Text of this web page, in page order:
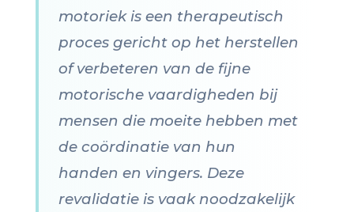
motoriek is een therapeutisch
proces gericht op het herstellen
of verbeteren van de fijne
motorische vaardigheden bij
mensen die moeite hebben met
de coördinatie van hun
handen en vingers. Deze
revalidatie is vaak noodzakelijk